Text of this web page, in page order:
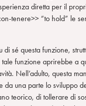
diretta per il
tenere>> “to hold” le
sé questa funzione,
funzione aprirebbe a
Nell’adulto, questa
da una parte lo sviluppo
teorico, di tollerare di